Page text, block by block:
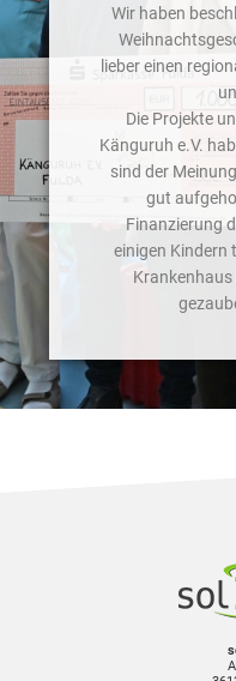
Wir haben
lieber einen
Die Projekte
Känguruh e.V.
sind der
gut
Finanzierung
einigen Kindern
Krankenhaus